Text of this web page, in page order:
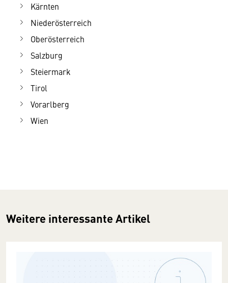
Kärnten
Niederösterreich
Oberösterreich
Salzburg
Steiermark
Tirol
Vorarlberg
Wien
Weitere interessante Artikel